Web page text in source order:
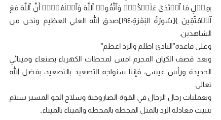
بِمِثۡلِ مَا ٱعۡتَدَىٰ عَلَیۡكُمۡۚ وَٱتَّقُوا۟ ٱللَّهَ وَٱعۡلَمُوۤا۟ أَنَّ ٱللَّهَ مَعَ
ٱلۡمُتَّقِینَ }[سُورَةُ البَقَرَةِ:١٩٤]صدق الله العلي العظيم ونحن من
الشاهدين.
وعلى قاعدة”البادئ اظلم والرد اعظم”
وبعد قصف الكيان المجرم امس لمحطات الكهرباء بصنعاء ومينائي
الحديدة ورأس عيسى، فإننا سنواجه التصعيد بالتصعيد، بفضل الله
تعالى
وبعمليات رجال الرجال في القوة الصاروخية وسلاح الجو المسير سيتم
تثبيت معادلة الرد بالمثل المحطة بالمحطة والميناء بالميناء..